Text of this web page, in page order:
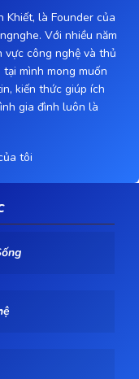
Khiết, là Founder của
Với nhiều năm
vực công nghệ và thủ
mình mong muốn
kiến thức giúp ích
gia đình luôn là
tôi